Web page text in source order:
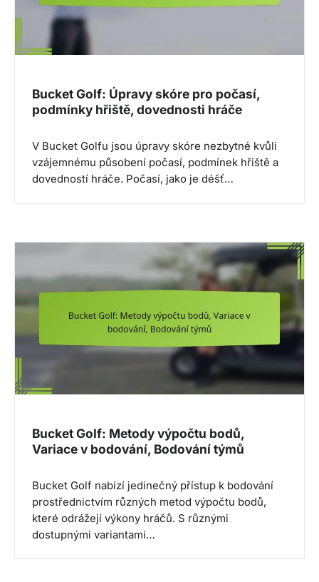
o
n
Bucket Golf: Úpravy skóre pro počasí,
podmínky hřiště, dovednosti hráče
V Bucket Golfu jsou úpravy skóre nezbytné kvůli
vzájemnému působení počasí, podmínek hřiště a
dovedností hráče. Počasí, jako je déšť…
Bucket Golf: Metody výpočtu bodů,
Variace v bodování, Bodování týmů
Bucket Golf nabízí jedinečný přístup k bodování
prostřednictvím různých metod výpočtu bodů,
které odrážejí výkony hráčů. S různými
dostupnými variantami…